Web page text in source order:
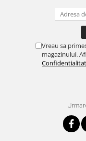
Vreau sa
magazinului.